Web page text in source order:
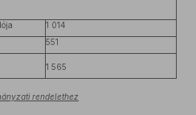
1 014
551
1 565
rendelethez